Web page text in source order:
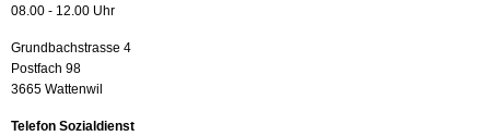
08.00 - 12.00 Uhr
Grundbachstrasse 4
Postfach 98
3665 Wattenwil
Telefon Sozialdienst